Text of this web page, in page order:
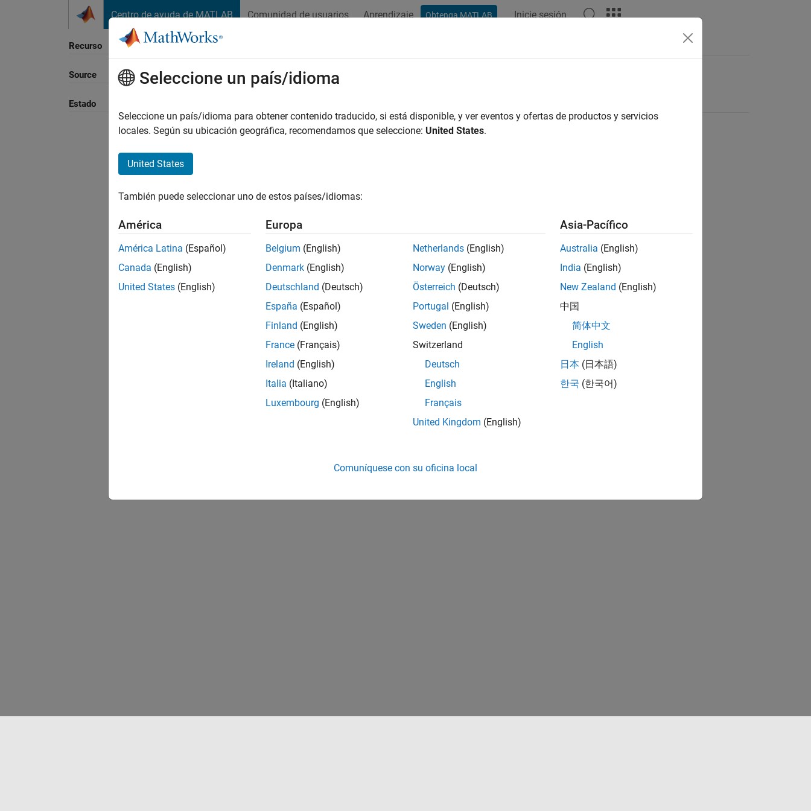
Centro de ayuda de MATLAB Comunidad de usuarios Aprendizaje Obtenga MATLAB Inicie sesión
Recurso
Source
Estado
Ordenar por
Seleccione un país/idioma
Seleccione un país/idioma para obtener contenido traducido, si está disponible, y ver eventos y ofertas de productos y servicios
locales. Según su ubicación geográfica, recomendamos que seleccione: United States.
United States
También puede seleccionar uno de estos países/idiomas:
América
América Latina (Español)
Canada (English)
United States (English)
Europa
Belgium (English)
Denmark (English)
Deutschland (Deutsch)
España (Español)
Finland (English)
France (Français)
Ireland (English)
Italia (Italiano)
Luxembourg (English)
Netherlands (English)
Norway (English)
Österreich (Deutsch)
Portugal (English)
Sweden (English)
Switzerland
Deutsch
English
Français
United Kingdom (English)
Asia-Pacífico
Australia (English)
India (English)
New Zealand (English)
中国
简体中文
English
日本 (日本語)
한국 (한국어)
Comuníquese con su oficina local